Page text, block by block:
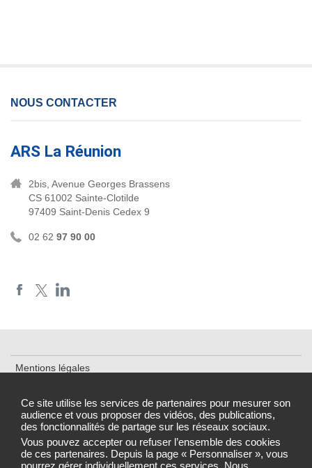
Ce site utilise les services de partenaires pour mesurer son
audience et vous proposer des vidéos, des publications,
des fonctionnalités de partage sur les réseaux sociaux.
Vous pouvez accepter ou refuser l’ensemble des cookies
de ces partenaires. Depuis la page « Personnaliser », vous
pourrez gérer individuellement ces services. Nous
NOUS CONTACTER
ARS La Réunion
2bis, Avenue Georges Brassens
CS 61002 Sainte-Clotilde
97409 Saint-Denis Cedex 9
02 62 97 90 00
Mentions légales
Accessibilité : partiellement conforme
Gestion des cookies